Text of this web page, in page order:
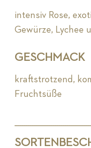
intensiv Rose,
Gewürze, Lychee
GESCHMACK
kraftstrotzend,
Fruchtsüße